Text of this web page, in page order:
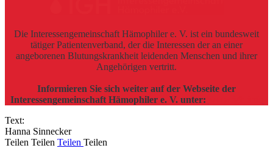
Die Interessengemeinschaft Hämophiler e. V. ist ein bundesweit
tätiger Patientenverband, der die Interessen der an einer
angeborenen Blutungskrankheit leidenden Menschen und ihrer
Angehörigen vertritt.
Informieren Sie sich weiter auf der Webseite der
Interessengemeinschaft Hämophiler e. V. unter:
Text:
Hanna Sinnecker
Teilen Teilen Teilen Teilen